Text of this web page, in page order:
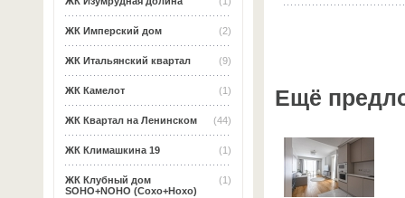
(2)
ЖК Имперский дом
(9)
ЖК Итальянский квартал
(1)
ЖК Камелот
(44)
ЖК Квартал на Ленинском
(1)
ЖК Климашкина 19
(1)
ЖК Клубный дом
SOHO+NOHO (Сохо+Нохо)
Ещё